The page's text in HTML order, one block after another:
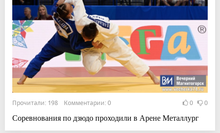
Прочитали: 198 Комментарии: 0 0 0
Соревнования по дзюдо проходили в Арене Металлург